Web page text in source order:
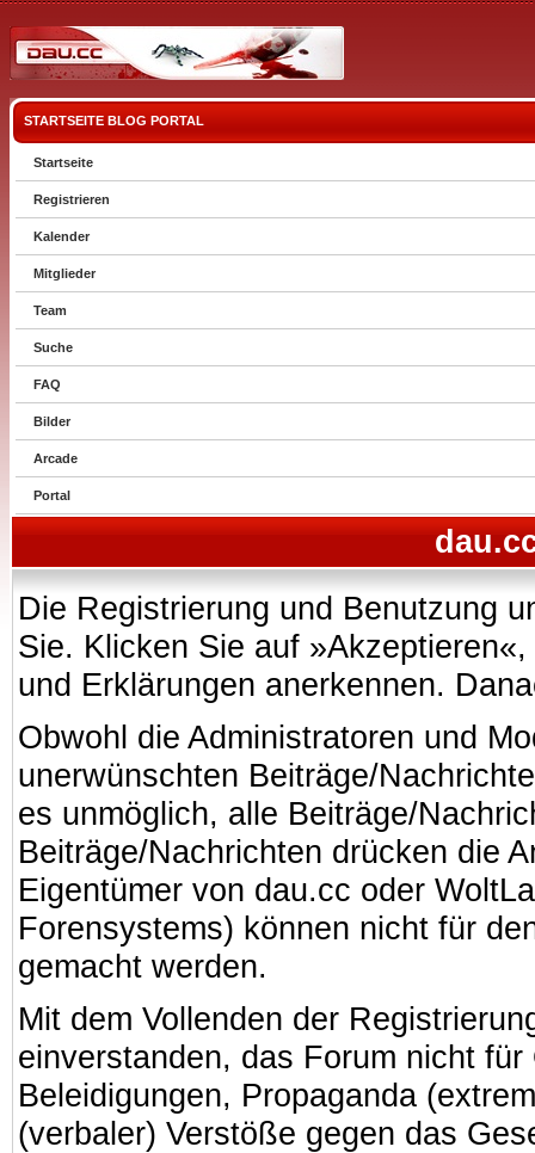
STARTSEITE BLOG PORTAL
Startseite
Registrieren
Kalender
Mitglieder
Team
Suche
FAQ
Bilder
Arcade
Portal
Die Registrierung und Benutzung
Sie. Klicken Sie auf
und Erklärungen anerkennen.
Obwohl die Administratoren und
unerwünschten Beiträge/
es unmöglich, alle Beiträge/
Beiträge/Nachrichten drücken die
Eigentümer von dau.cc oder
Forensystems) können nicht für
gemacht werden.
Mit dem Vollenden der
einverstanden, das Forum nicht
Beleidigungen, Propaganda
(verbaler) Verstöße gegen das